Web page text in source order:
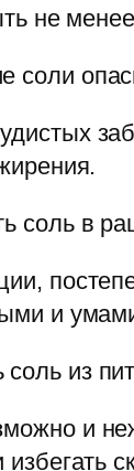
не
соли
соль в
и
из
и